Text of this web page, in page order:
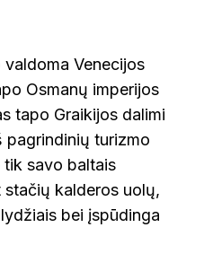
Venecijos
Osmanų imperijos
tapo Graikijos dalimi
pagrindinių turizmo
tik savo baltais
kalderos uolų,
bei įspūdinga